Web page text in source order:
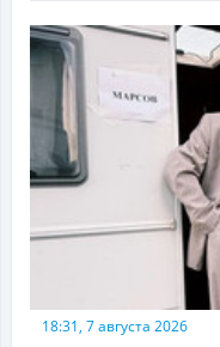
18:31, 7 августа 2026